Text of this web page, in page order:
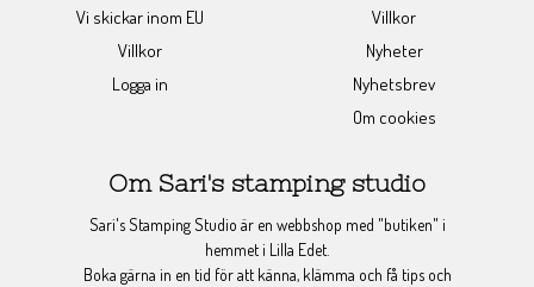
Vi skickar inom EU
Villkor
Logga in
Villkor
Nyheter
Nyhetsbrev
Om cookies
Om Sari's stamping studio
Sari's Stamping Studio är en webbshop med "butiken" i
hemmet i Lilla Edet.
Boka gärna in en tid för att känna, klämma och få tips och